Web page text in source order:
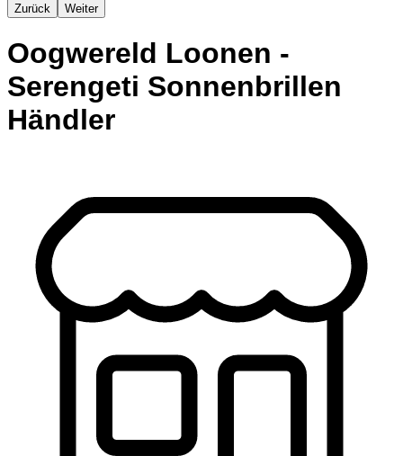
Zurück Weiter
Oogwereld Loonen -
Serengeti Sonnenbrillen
Händler